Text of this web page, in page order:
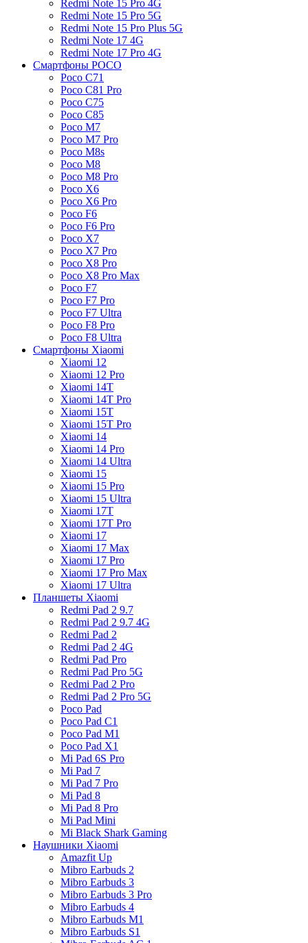
Redmi Note 15 Pro 4G
Redmi Note 15 Pro 5G
Redmi Note 15 Pro Plus 5G
Redmi Note 17 4G
Redmi Note 17 Pro 4G
Смартфоны POCO
Poco C71
Poco C81 Pro
Poco C75
Poco C85
Poco M7
Poco M7 Pro
Poco M8s
Poco M8
Poco M8 Pro
Poco X6
Poco X6 Pro
Poco F6
Poco F6 Pro
Poco X7
Poco X7 Pro
Poco X8 Pro
Poco X8 Pro Max
Poco F7
Poco F7 Pro
Poco F7 Ultra
Poco F8 Pro
Poco F8 Ultra
Смартфоны Xiaomi
Xiaomi 12
Xiaomi 12 Pro
Xiaomi 14T
Xiaomi 14T Pro
Xiaomi 15T
Xiaomi 15T Pro
Xiaomi 14
Xiaomi 14 Pro
Xiaomi 14 Ultra
Xiaomi 15
Xiaomi 15 Pro
Xiaomi 15 Ultra
Xiaomi 17T
Xiaomi 17T Pro
Xiaomi 17
Xiaomi 17 Max
Xiaomi 17 Pro
Xiaomi 17 Pro Max
Xiaomi 17 Ultra
Планшеты Xiaomi
Redmi Pad 2 9.7
Redmi Pad 2 9.7 4G
Redmi Pad 2
Redmi Pad 2 4G
Redmi Pad Pro
Redmi Pad Pro 5G
Redmi Pad 2 Pro
Redmi Pad 2 Pro 5G
Poco Pad
Poco Pad C1
Poco Pad M1
Poco Pad X1
Mi Pad 6S Pro
Mi Pad 7
Mi Pad 7 Pro
Mi Pad 8
Mi Pad 8 Pro
Mi Pad Mini
Mi Black Shark Gaming
Наушники Xiaomi
Amazfit Up
Mibro Earbuds 2
Mibro Earbuds 3
Mibro Earbuds 3 Pro
Mibro Earbuds 4
Mibro Earbuds M1
Mibro Earbuds S1